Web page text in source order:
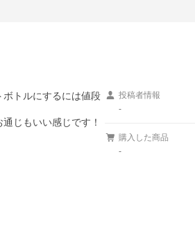
トルにするには値段
じもいい感じです！
投稿者情報
-
購入した商品
-